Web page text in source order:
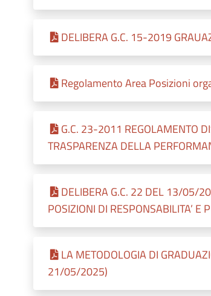
DELIBERA G.C. 15-2019
Regolamento Area Posizioni
G.C. 23-2011 REGOLAMENTO
TRASPARENZA DELLA
DELIBERA G.C. 22 DEL 13/05/
POSIZIONI DI RESPONSABILITA’
LA METODOLOGIA DI
21/05/2025)